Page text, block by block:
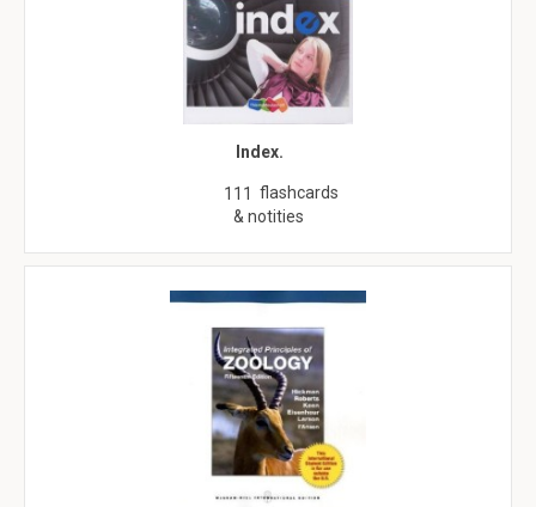
Index.
111 flashcards
& notities